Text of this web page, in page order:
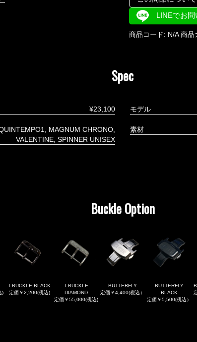
LINEでお問
商品コード: N/A 商品
Spec
¥23,100 モデル
MAGNUM CHRONO
VALENTINE SPINNER UNISEX
素材
Buckle Option
)
T-BUCKLE BLACK
定価￥2,200(税込)
T-BUCKLE
DIAMOND
定価￥55,000(税込)
BUTTERFLY
定価￥4,400(税込）
BUTTERFLY
BLACK
定価￥5,500(税込）